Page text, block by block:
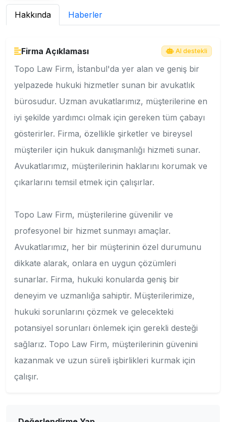
Hakkında Haberler
Firma Açıklaması AI destekli
Topo Law Firm, İstanbul'da yer alan ve geniş bir
yelpazede hukuki hizmetler sunan bir avukatlık
bürosudur. Uzman avukatlarımız, müşterilerine en
iyi şekilde yardımcı olmak için gereken tüm çabayı
gösterirler. Firma, özellikle şirketler ve bireysel
müşteriler için hukuk danışmanlığı hizmeti sunar.
Avukatlarımız, müşterilerinin haklarını korumak ve
çıkarlarını temsil etmek için çalışırlar.
Topo Law Firm, müşterilerine güvenilir ve
profesyonel bir hizmet sunmayı amaçlar.
Avukatlarımız, her bir müşterinin özel durumunu
dikkate alarak, onlara en uygun çözümleri
sunarlar. Firma, hukuki konularda geniş bir
deneyim ve uzmanlığa sahiptir. Müşterilerimize,
hukuki sorunlarını çözmek ve gelecekteki
potansiyel sorunları önlemek için gerekli desteği
sağlarız. Topo Law Firm, müşterilerinin güvenini
kazanmak ve uzun süreli işbirlikleri kurmak için
çalışır.